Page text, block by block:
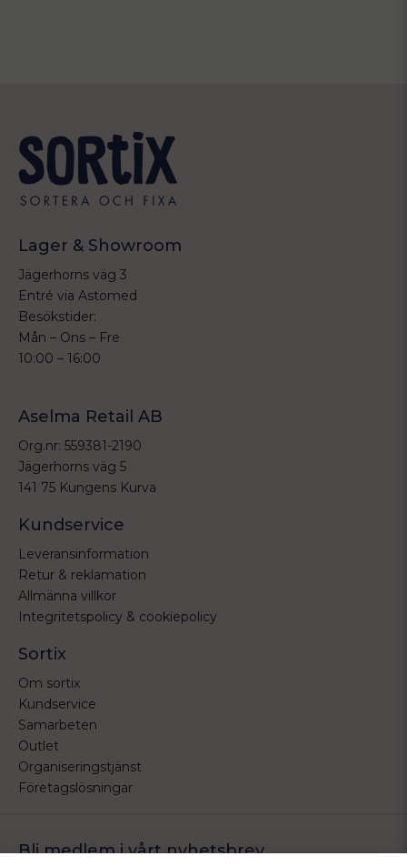
Lager & Showroom
Jägerhorns väg 3
Entré via Astomed
Besökstider:
Mån – Ons – Fre
10:00 – 16:00
Aselma Retail AB
Org.nr: 559381-2190
Jägerhorns väg 5
141 75 Kungens Kurva
Kundservice
Leveransinformation
Retur & reklamation
Allmänna villkor
Integritetspolicy & cookiepolicy
Sortix
Om sortix
Kundservice
Samarbeten
Outlet
Organiseringstjänst
Företagslösningar
Bli medlem i vårt nyhetsbrev